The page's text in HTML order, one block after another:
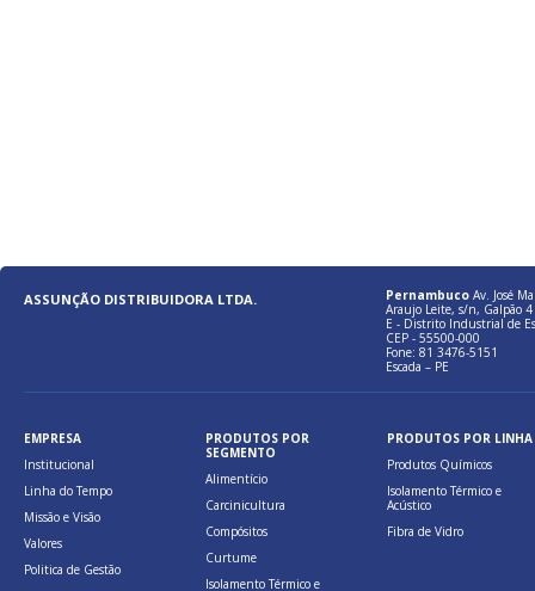
ASSUNÇÃO DISTRIBUIDORA LTDA. Pernambuco Av. José
Araujo Leite, s/n, Galpão 4
E - Distrito Industrial de
CEP - 55500-000
Fone: 81 3476-5151
Escada – PE
EMPRESA
Institucional
Linha do Tempo
Missão e Visão
Valores
Politica de Gestão
PRODUTOS POR
SEGMENTO
Alimentício
Carcinicultura
Compósitos
Curtume
Isolamento Térmico e
PRODUTOS POR LINHA
Produtos Químicos
Isolamento Térmico e
Acústico
Fibra de Vidro